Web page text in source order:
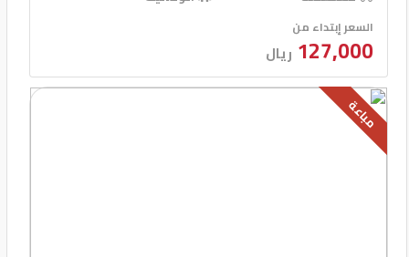
السعر إبتداء من
127,000 ريال
مباعة